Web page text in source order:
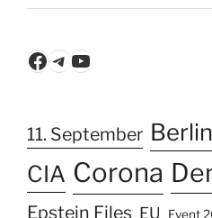
Facebook
Telegram
YouTube
11. September Berlin
CIA Corona
Epstein Files EU Event